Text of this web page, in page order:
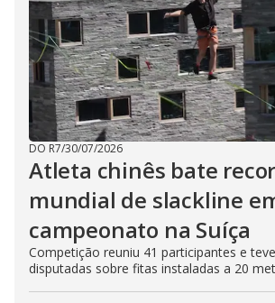
DO R7/30/07/2026
Atleta chinês bate
mundial de slackline
campeonato na Suíça
Competição reuniu 41 participantes e
disputadas sobre fitas instaladas a 20